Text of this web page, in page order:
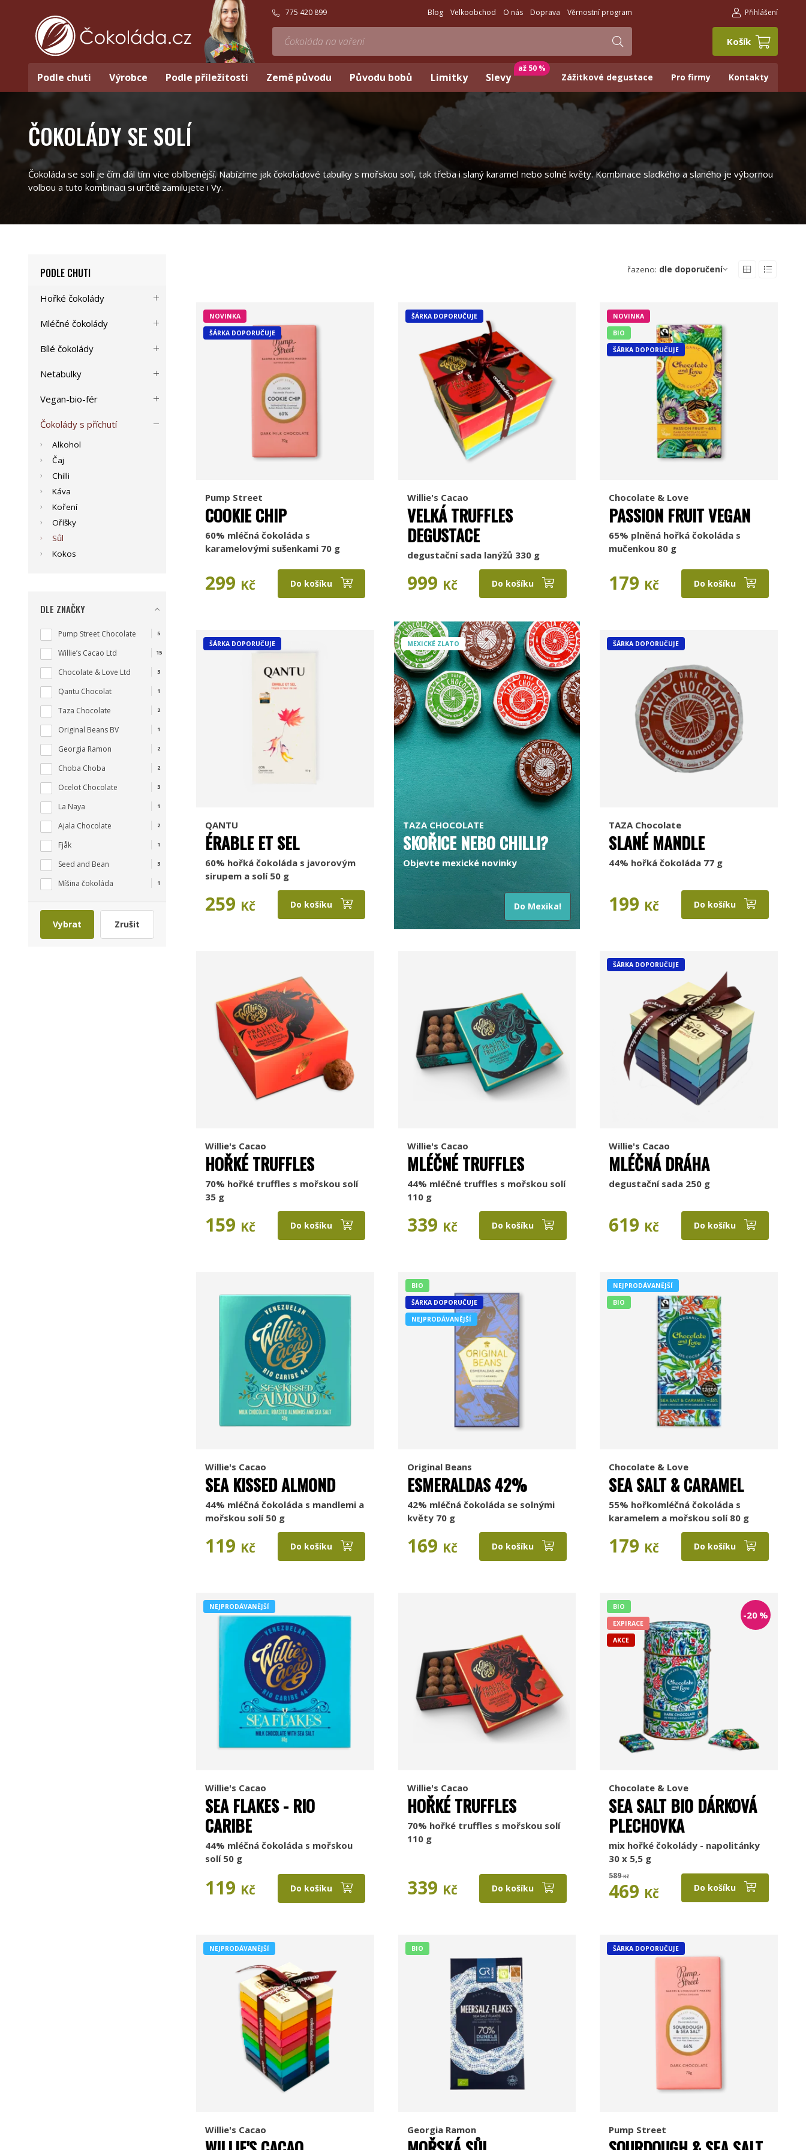
775 420 899 Blog Velkoobchod O nás Doprava Věrnostní program Přihlášení
Košík
Podle chuti Výrobce Podle příležitosti Země původu Původu bobů Limitky Slevy
až 50 %
Zážitkové degustace Pro firmy Kontakty
ČOKOLÁDY SE SOLÍ
Čokoláda se solí je čím dál tím více oblíbenější. Nabízíme jak čokoládové tabulky s mořskou solí, tak třeba i slaný karamel nebo solné květy. Kombinace sladkého a slaného je výbornou
volbou a tuto kombinaci si určitě zamilujete i Vy.
řazeno: dle doporučení
NOVINKA
ŠÁRKA DOPORUČUJE
Pump Street
COOKIE CHIP
60% mléčná čokoláda s
karamelovými sušenkami 70 g
299 Kč Do košíku
ŠÁRKA DOPORUČUJE
Willie's Cacao
VELKÁ TRUFFLES
DEGUSTACE
degustační sada lanýžů 330 g
999 Kč Do košíku
NOVINKA
BIO
ŠÁRKA DOPORUČUJE
Chocolate & Love
PASSION FRUIT VEGAN
65% plněná hořká čokoláda s
mučenkou 80 g
179 Kč Do košíku
ŠÁRKA DOPORUČUJE
QANTU
ÉRABLE ET SEL
60% hořká čokoláda s javorovým
sirupem a solí 50 g
259 Kč Do košíku
MEXICKÉ ZLATO
TAZA CHOCOLATE
SKOŘICE NEBO CHILLI?
Objevte mexické novinky
Do Mexika!
ŠÁRKA DOPORUČUJE
TAZA Chocolate
SLANÉ MANDLE
44% hořká čokoláda 77 g
199 Kč Do košíku
Willie's Cacao
HOŘKÉ TRUFFLES
70% hořké truffles s mořskou solí
35 g
159 Kč Do košíku
Willie's Cacao
MLÉČNÉ TRUFFLES
44% mléčné truffles s mořskou solí
110 g
339 Kč Do košíku
ŠÁRKA DOPORUČUJE
Willie's Cacao
MLÉČNÁ DRÁHA
degustační sada 250 g
619 Kč Do košíku
Willie's Cacao
SEA KISSED ALMOND
44% mléčná čokoláda s mandlemi a
mořskou solí 50 g
119 Kč Do košíku
BIO
ŠÁRKA DOPORUČUJE
NEJPRODÁVANĚJŠÍ
Original Beans
ESMERALDAS 42%
42% mléčná čokoláda se solnými
květy 70 g
169 Kč Do košíku
NEJPRODÁVANĚJŠÍ
BIO
Chocolate & Love
SEA SALT & CARAMEL
55% hořkomléčná čokoláda s
karamelem a mořskou solí 80 g
179 Kč Do košíku
NEJPRODÁVANĚJŠÍ
Willie's Cacao
SEA FLAKES - RIO
CARIBE
44% mléčná čokoláda s mořskou
solí 50 g
119 Kč Do košíku
Willie's Cacao
HOŘKÉ TRUFFLES
70% hořké truffles s mořskou solí
110 g
339 Kč Do košíku
-20 %
BIO
EXPIRACE
AKCE
Chocolate & Love
SEA SALT BIO DÁRKOVÁ
PLECHOVKA
mix hořké čokolády - napolitánky
30 x 5,5 g
589 Kč
469 Kč Do košíku
NEJPRODÁVANĚJŠÍ
Willie's Cacao
BIO
Georgia Ramon
ŠÁRKA DOPORUČUJE
Pump Street
PODLE CHUTI
Hořké čokolády
Mléčné čokolády
Bílé čokolády
Netabulky
Vegan-bio-fér
Čokolády s příchutí
Alkohol
Čaj
Chilli
Káva
Koření
Oříšky
Sůl
Kokos
DLE ZNAČKY
Pump Street Chocolate 5
Willie’s Cacao Ltd 15
Chocolate & Love Ltd 3
Qantu Chocolat 1
Taza Chocolate 2
Original Beans BV 1
Georgia Ramon 2
Choba Choba 2
Ocelot Chocolate 3
La Naya 1
Ajala Chocolate 2
Fjåk 1
Seed and Bean 3
Míšina čokoláda 1
Vybrat Zrušit